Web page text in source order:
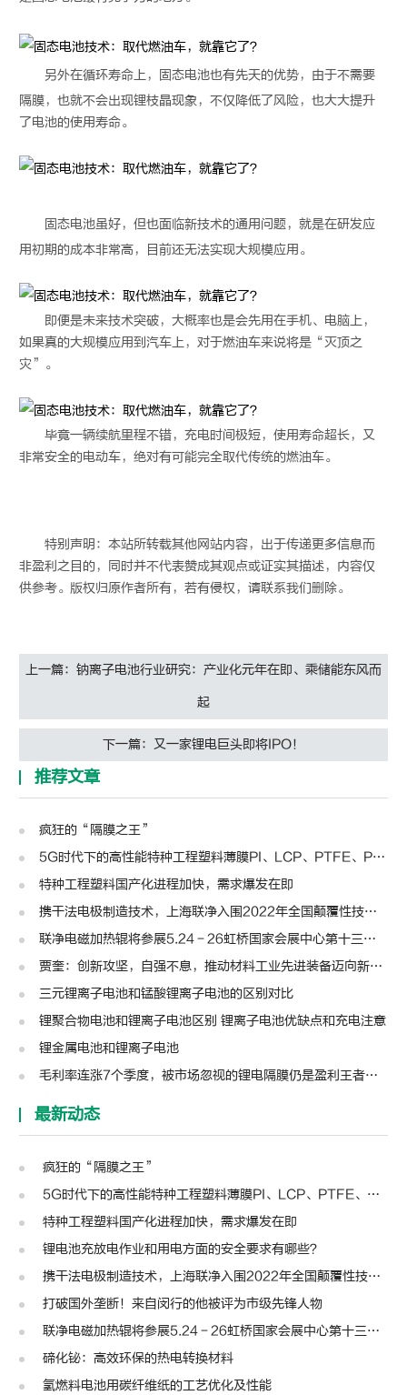
另外在循环寿命上， 固态电池也有先天的优势，由于不需要
隔膜，也就不会出现锂枝晶现象，不仅降低了风险，也大大提升
了电池的使用寿命。
固态电池虽好，但也面临新技术的通用问题，就是在研发应
用初期的成本非常高，目前还无法实现大规模应用。
即便是未来技术突破，大概率也是会先用在手机、电脑上，
如果真的大规模应用到汽车上，对于燃油车来说将是“灭顶之
灾”。
毕竟一辆续航里程不错，充电时间极短，使用寿命超长，又
非常安全的电动车，绝对有可能完全取代传统的燃油车。
特别声明：本站所转载其他网站内容，出于传递更多信息而
非盈利之目的，同时并不代表赞成其观点或证实其描述，内容仅
供参考。版权归原作者所有，若有侵权，请联系我们删除。
上一篇：钠离子电池行业研究：产业化元年在即、乘储能东风而
起
下一篇：又一家锂电巨头即将IPO！
推荐文章
疯狂的“隔膜之王”
5G时代下的高性能特种工程塑料薄膜PI、LCP、PTFE、PPS、PEEK、PEN
特种工程塑料国产化进程加快，需求爆发在即
携干法电极制造技术，上海联净入围2022年全国颠覆性技术创新大赛
联净电磁加热辊将参展5.24－26虹桥国家会展中心第十三届模切展
贾奎：创新攻坚，自强不息，推动材料工业先进装备迈向新高度 | 高转先锋人物
三元锂离子电池和锰酸锂离子电池的区别对比
锂聚合物电池和锂离子电池区别 锂离子电池优缺点和充电注意
锂金属电池和锂离子电池
毛利率连涨7个季度，被市场忽视的锂电隔膜仍是盈利王者？| 见智研究
最新动态
疯狂的“隔膜之王”
5G时代下的高性能特种工程塑料薄膜PI、LCP、PTFE、PPS、PEEK、PEN
特种工程塑料国产化进程加快，需求爆发在即
锂电池充放电作业和用电方面的安全要求有哪些？
携干法电极制造技术，上海联净入围2022年全国颠覆性技术创新大赛
打破国外垄断！来自闵行的他被评为市级先锋人物
联净电磁加热辊将参展5.24－26虹桥国家会展中心第十三届模切展
碲化铋：高效环保的热电转换材料
氢燃料电池用碳纤维纸的工艺优化及性能